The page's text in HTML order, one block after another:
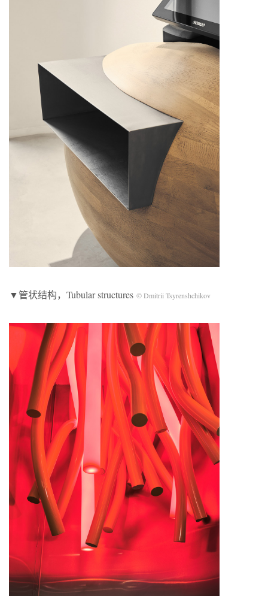
▼管状结构，Tubular structures © Dmitrii Tsyrenshchikov